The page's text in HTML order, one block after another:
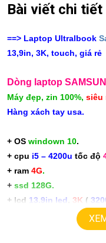
Bài viết chi tiết
==> Laptop Ultralbook
13,9in, 3K, touch, giá rẻ
Dòng laptop
Máy đẹp, zin 100%, siêu
Hàng xách tay usa.
+ OS windown 10.
+ cpu i5 – 4200u tốc độ
+ ram 4G.
+ ssd 128G.
+ lcd 13.9in led 3K (
+ Vga intel HD4400.
usb 3.0, webcam,